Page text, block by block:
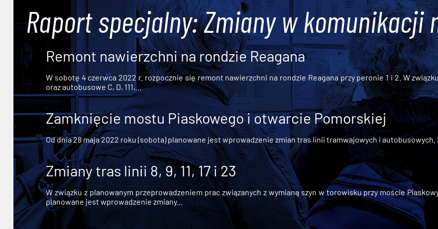
Raport specjalny: Zmiany w komunikacji
Remont nawierzchni na rondzie Reagana
W sobotę 4 czerwca 2022 r. rozpocznie się remont nawierzchni na rondzie Reagana przy peronie 1 i 2. W
oraz autobusowe C, D, 111,...
Zamknięcie mostu Piaskowego i otwarcie Pomorskiej
Od dnia 28 maja 2022 roku (sobota) planowane jest wprowadzenie zmian tras linii tramwajowych i autobusowych.
Zmiany tras linii 8, 9, 11, 17 i 23
W związku z planowanym przeprowadzeniem prac związanych z wymianą szyn w torowisku przy moście
planowane jest wprowadzenie zmiany...